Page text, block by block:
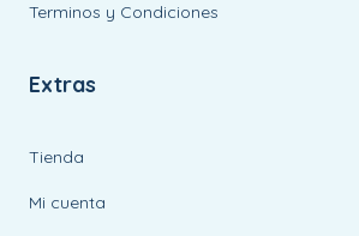
Terminos y Condiciones
Extras
Tienda
Mi cuenta